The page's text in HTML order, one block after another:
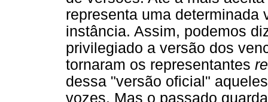
representa uma determinada
instância. Assim, podemos
privilegiado a versão dos
tornaram os representantes
dessa "versão oficial"
vozes. Mas o passado